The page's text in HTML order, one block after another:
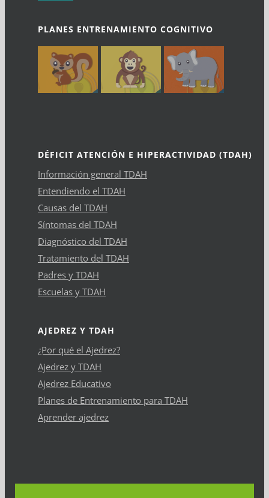
PLANES ENTRENAMIENTO COGNITIVO
DÉFICIT ATENCIÓN E HIPERACTIVIDAD (TDAH)
Información general TDAH
Entendiendo el TDAH
Causas del TDAH
Síntomas del TDAH
Diagnóstico del TDAH
Tratamiento del TDAH
Padres y TDAH
Escuelas y TDAH
AJEDREZ Y TDAH
¿Por qué el Ajedrez?
Ajedrez y TDAH
Ajedrez Educativo
Planes de Entrenamiento para TDAH
Aprender ajedrez